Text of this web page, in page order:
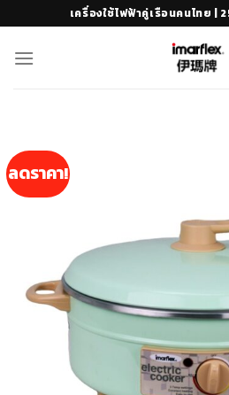
to
content
เครื่องใช้ไฟฟ้าคู่เรือนคนไทย |
ลดราคา!